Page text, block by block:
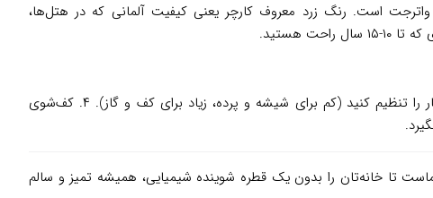
واترجت است. رنگ زرد معروف کارچر یعنی کیفیت آلمانی که در هتل‌ها،
۱. مخزن را با آب ولرم پر کنید (تا خط حداکثر). ۲. دستگاه را روشن کنید؛ بعد از ۶.۵ دقیقه چراغ سبز می‌شود و آماده است. ۳. شدت بخار را تنظیم کنید (کم برای شیشه و پرده، زیاد برای کف و گاز). ۴. کف‌شوی
تا خانه‌تان را بدون یک قطره شوینده شیمیایی، همیشه تمیز و سالم